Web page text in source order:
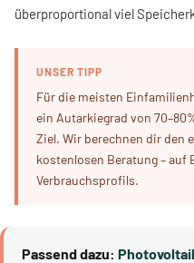
überproportional viel
UNSER TIPP
Für die meisten
ein Autarkiegrad von
Ziel. Wir berechnen dir den
kostenlosen Beratung – auf
Verbrauchsprofils.
Passend dazu: